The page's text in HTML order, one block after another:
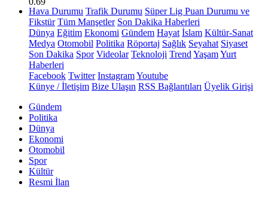
Hava Durumu Trafik Durumu Süper Lig Puan Durumu ve
Fikstür Tüm Manşetler Son Dakika Haberleri
Dünya Eğitim Ekonomi Gündem Hayat İslam Kültür-Sanat
Medya Otomobil Politika Röportaj Sağlık Seyahat Siyaset
Son Dakika Spor Videolar Teknoloji Trend YaşamYurt
Haberleri
Facebook Twitter InstagramYoutube
Künye / İletişim Bize Ulaşın RSS Bağlantıları Üyelik Girişi
Gündem
Politika
Dünya
Ekonomi
Otomobil
Spor
Kültür
Resmi İlan